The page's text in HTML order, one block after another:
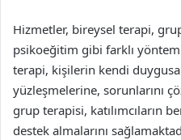
Hizmetler, bireysel terapi,
psikoeğitim gibi farklı
terapi, kişilerin kendi
yüzleşmelerine, sorunlarını
grup terapisi, katılımcıların
destek almalarını